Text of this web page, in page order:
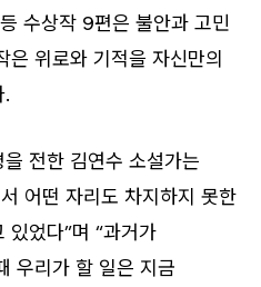
수상작 9편은 불안과 고민
위로와 기적을 자신만의
.
전한 김연수 소설가는
어떤 자리도 차지하지 못한
있었다”며 “과거가
우리가 할 일은 지금